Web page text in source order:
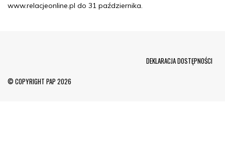
www.relacjeonline.pl do 31 października.
© COPYRIGHT PAP 2026
DEKLARACJA DOSTĘPNOŚCI